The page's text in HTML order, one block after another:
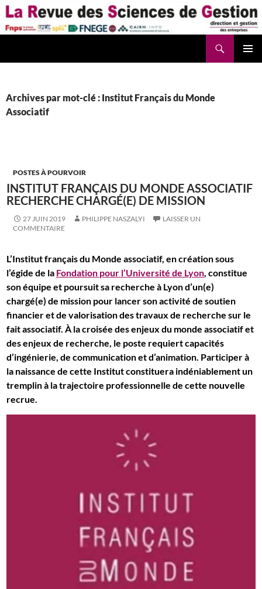
Aller
au
contenu
Archives par mot-clé : Institut Français du Monde
Associatif
POSTES À POURVOIR
INSTITUT FRANÇAIS DU MONDE ASSOCIATIF
RECHERCHE CHARGÉ(E) DE MISSION
27 JUIN 2019 PHILIPPE NASZALYI
LAISSER UN
COMMENTAIRE
L’Institut français du Monde associatif, en création sous
l’égide de la Fondation pour l’Université de Lyon, constitue
son équipe et poursuit sa recherche à Lyon d’un(e)
chargé(e) de mission pour lancer son activité de soutien
financier et de valorisation des travaux de recherche sur le
fait associatif. À la croisée des enjeux du monde associatif et
des enjeux de recherche, le poste requiert capacités
d’ingénierie, de communication et d’animation. Participer à
la naissance de cette Institut constituera indéniablement un
tremplin à la trajectoire professionnelle de cette nouvelle
recrue.